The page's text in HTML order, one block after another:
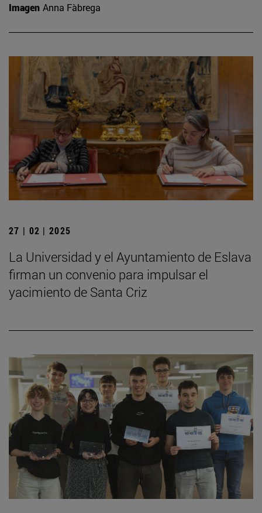
Imagen Anna Fàbrega
27 | 02 | 2025
La Universidad y el Ayuntamiento de Eslava
firman un convenio para impulsar el
yacimiento de Santa Criz